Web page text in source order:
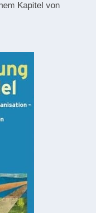
Kapitel von